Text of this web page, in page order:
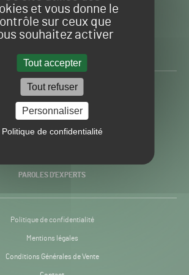
et vous donne le
sur ceux que
souhaitez activer
Tout accepter
Tout refuser
Personnaliser
Politique de confidentialité
Gazon
Sport
H24
-
Toute l’info autour du
PRATIQUES
PAROLES D’EXPERTS
Politique de confidentialité
Mentions légales
Conditions Générales de Vente